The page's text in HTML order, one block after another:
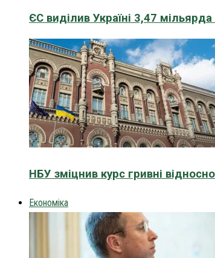
ЄС виділив Україні 3,47
НБУ зміцнив курс гривні
Економіка